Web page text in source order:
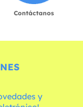
Contáctanos
y